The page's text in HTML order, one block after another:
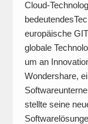
Cloud-
europäische
globale
um an
Wondershare,
stellte seine